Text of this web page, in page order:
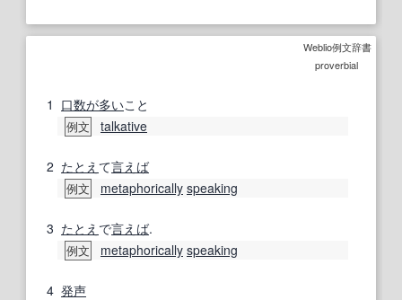
Weblio例文辞書
proverbial
1 口数が多いこと
例文 talkative
2 たとえ て言えば
例文 metaphorically speaking
3 たとえ で言えば.
例文 metaphorically speaking
4 発声